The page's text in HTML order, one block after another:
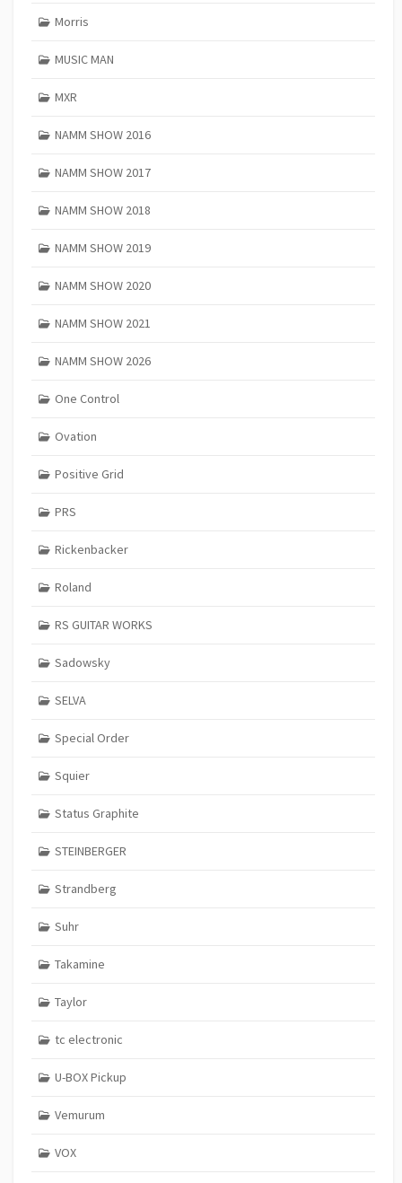
Morris
MUSIC MAN
MXR
NAMM SHOW 2016
NAMM SHOW 2017
NAMM SHOW 2018
NAMM SHOW 2019
NAMM SHOW 2020
NAMM SHOW 2021
NAMM SHOW 2026
One Control
Ovation
Positive Grid
PRS
Rickenbacker
Roland
RS GUITAR WORKS
Sadowsky
SELVA
Special Order
Squier
Status Graphite
STEINBERGER
Strandberg
Suhr
Takamine
Taylor
tc electronic
U-BOX Pickup
Vemurum
VOX